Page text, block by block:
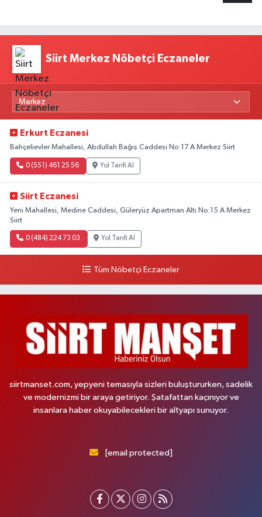
Siirt Merkez Nöbetçi Eczaneler
Erkurt Eczanesi
Bahçelievler Mahallesi, Abdullah Bağış Caddesi No:17 A Merkez Siirt
0 (551) 461 25 56 Yol Tarifi Al
Siirt Eczanesi
Yeni Mahallesi, Medine Caddesi, Güleryüz Apartman Altı No:15 A Merkez
Siirt
0 (484) 224 73 03 Yol Tarifi Al
Tüm Nöbetçi Eczaneler
siirtmanset.com, yepyeni temasıyla sizleri buluştururken, sadelik
ve modernizmi bir araya getiriyor. Şatafattan kaçınıyor ve
insanlara haber okuyabilecekleri bir altyapı sunuyor.
[email protected]